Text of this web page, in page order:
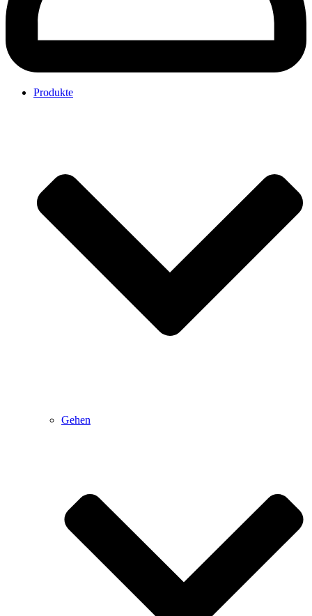
Produkte
Gehen